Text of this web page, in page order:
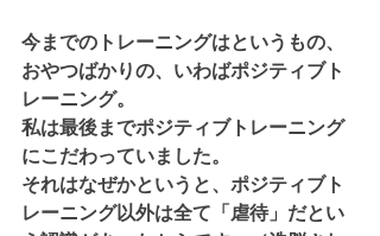
今までのトレーニングはというもの、
おやつばかりの、いわばポジティブト
レーニング。
私は最後までポジティブトレーニング
にこだわっていました。
それはなぜかというと、ポジティブト
レーニング以外は全て「虐待」だとい